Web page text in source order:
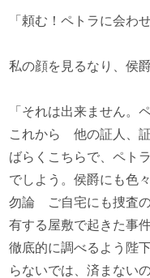
「頼む！ペトラに会わ
私の顔を見るなり、侯
「それは出来ません。
これから 他の証人、
ばらくこちらで、ペト
でしよう。侯爵にも色
勿論 ご自宅にも捜査
有する屋敷で起きた事
徹底的に調べるよう陛
らないでは、済まない